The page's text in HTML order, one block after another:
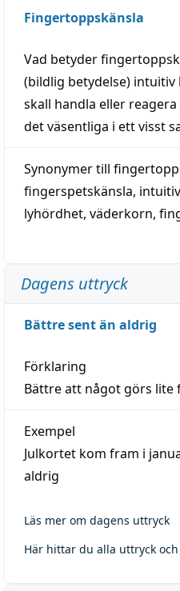
Fingertoppskänsla
Vad betyder
(bildlig betydelse) intuitiv
skall handla eller reagera
det väsentliga i ett visst
Synonymer till
fingerspetskänsla,
lyhördhet, väderkorn,
Dagens uttryck
Bättre sent än aldrig
Förklaring
Bättre att något görs lite
Exempel
Julkortet kom fram i
aldrig
Läs mer om dagens uttryck
Här hittar du alla uttryck